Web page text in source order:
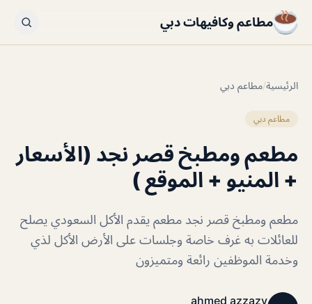
مطاعم وكافيهات دبي
الرئيسية/مطاعم دبي
مطاعم دبي
مطعم ومطبخ قصر نجد (الأسعار
+ المنيو + الموقع )
مطعم ومطبخ قصر نجد مطعم يقدم الأكل السعودي يصلح
للعائلات به غرف خاصة وجلسات على الأرض الأكل لذي
وخدمة الموظفين رائعة ومتميزون
ahmed azzazy